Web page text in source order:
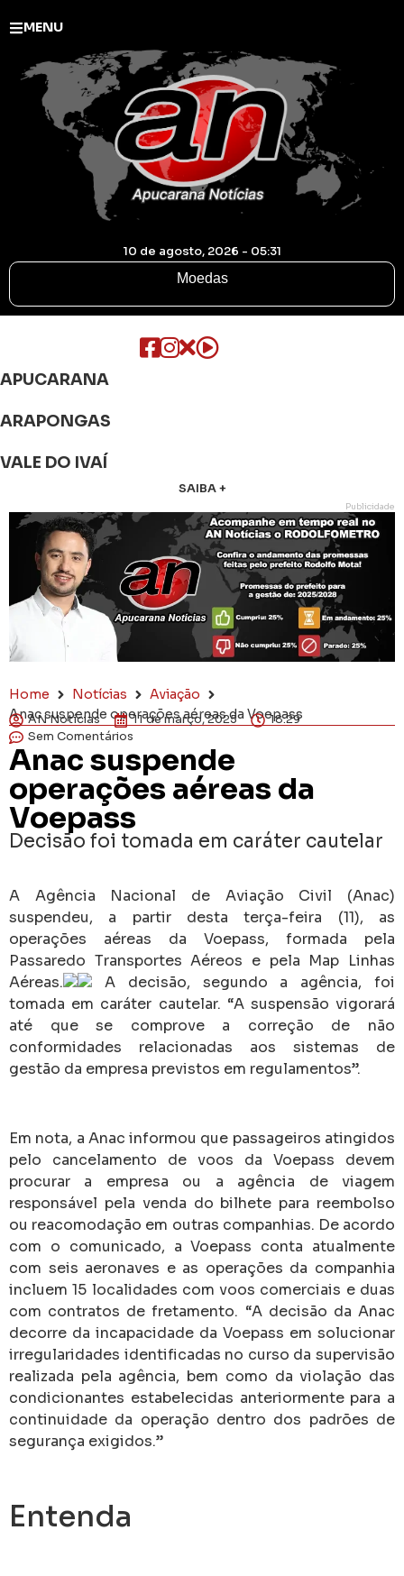
MENU
10 de agosto, 2026 - 05:31
Moedas
APUCARANA
ARAPONGAS
VALE DO IVAÍ
SAIBA +
Publicidade
Home Notícias
Aviação
Anac suspende operações aéreas da Voepass
AN Notícias 11 de março, 2025
18:29
Sem Comentários
Anac suspende
operações aéreas da
Voepass
Decisão foi tomada em caráter cautelar
A Agência Nacional de Aviação Civil (Anac)
suspendeu, a partir desta terça-feira (11), as
operações aéreas da Voepass, formada pela
Passaredo Transportes Aéreos e pela Map Linhas
Aéreas.
A decisão, segundo a agência, foi
tomada em caráter cautelar. “A suspensão vigorará
até que se comprove a correção de não
conformidades relacionadas aos sistemas de
gestão da empresa previstos em regulamentos”.
Em nota, a Anac informou que passageiros atingidos
pelo cancelamento de voos da Voepass devem
procurar a empresa ou a agência de viagem
responsável pela venda do bilhete para reembolso
ou reacomodação em outras companhias. De acordo
com o comunicado, a Voepass conta atualmente
com seis aeronaves e as operações da companhia
incluem 15 localidades com voos comerciais e duas
com contratos de fretamento. “A decisão da Anac
decorre da incapacidade da Voepass em solucionar
irregularidades identificadas no curso da supervisão
realizada pela agência, bem como da violação das
condicionantes estabelecidas anteriormente para a
continuidade da operação dentro dos padrões de
segurança exigidos.”
Entenda